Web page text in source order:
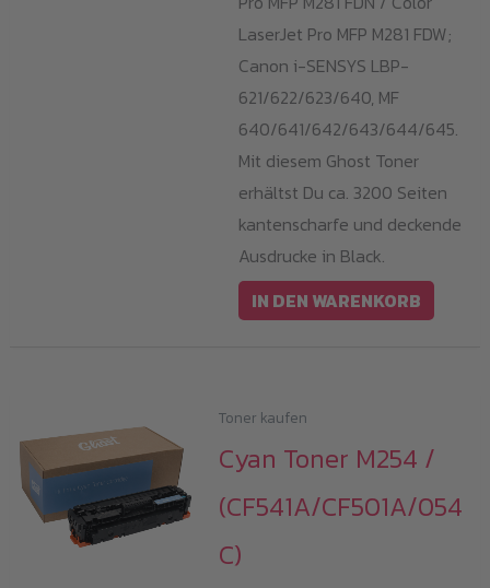
LaserJet Pro MFP M281 FDW;
Canon i-SENSYS LBP-
621/622/623/640, MF
640/641/642/643/644/645.
Mit diesem Ghost Toner
erhältst Du ca. 3200 Seiten
kantenscharfe und deckende
Ausdrucke in Black.
IN DEN WARENKORB
Toner kaufen
Cyan Toner M254 /
(CF541A/CF501A/054
C)